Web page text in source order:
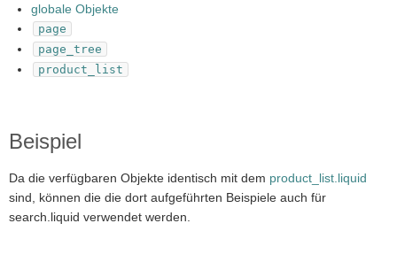
globale Objekte
page
page_tree
product_list
Beispiel
Da die verfügbaren Objekte identisch mit dem product_list.liquid
sind, können die die dort aufgeführten Beispiele auch für
search.liquid verwendet werden.